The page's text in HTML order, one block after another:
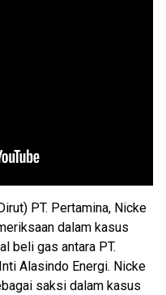
PT. Pertamina, Nicke
dalam kasus
beli gas antara PT.
Alasindo Energi. Nicke
saksi dalam kasus